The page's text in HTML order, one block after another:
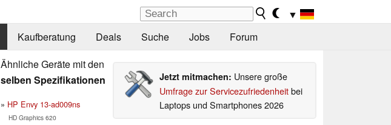
▼
Kaufberatung Deals Suche Jobs Forum
Ähnliche Geräte mit den
selben Spezifikationen
HP Envy 13-ad009ns
HD Graphics 620
Jetzt mitmachen: Unsere große
Umfrage zur Servicezufriedenheitbei
Laptops und Smartphones 2026